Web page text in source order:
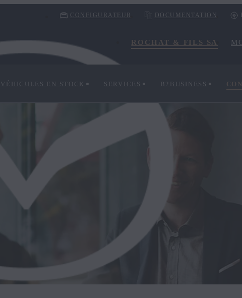
CONFIGURATEUR DOCUMENTATION
ROCHAT & FILS SA
VÉHICULES EN STOCK SERVICES B2BUSINESS